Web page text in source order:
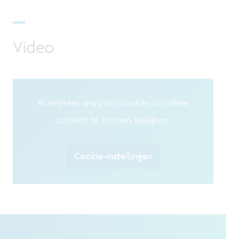
Video
Accepteer analytics-cookies om deze
content te kunnen bekijken.
Cookie-instellingen